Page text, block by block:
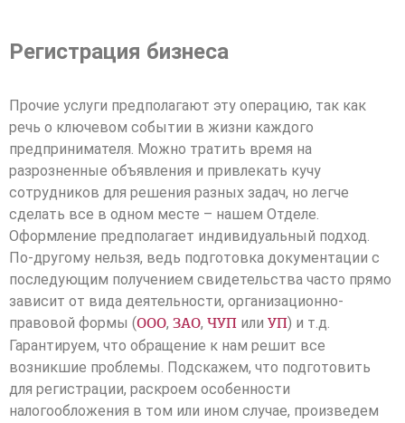
Регистрация бизнеса
Прочие услуги предполагают эту операцию, так как
речь о ключевом событии в жизни каждого
предпринимателя. Можно тратить время на
разрозненные объявления и привлекать кучу
сотрудников для решения разных задач, но легче
сделать все в одном месте – нашем Отделе.
Оформление предполагает индивидуальный подход.
По-другому нельзя, ведь подготовка документации с
последующим получением свидетельства часто прямо
зависит от вида деятельности, организационно-
правовой формы (ООО, ЗАО, ЧУП или УП) и т.д.
Гарантируем, что обращение к нам решит все
возникшие проблемы. Подскажем, что подготовить
для регистрации, раскроем особенности
налогообложения в том или ином случае, произведем